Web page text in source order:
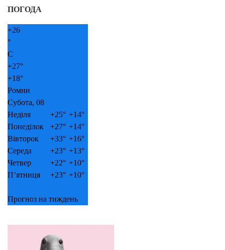
ПОГОДА
+26
°
C
+27°
+18°
Ромни
Субота, 08
Неділя
+25° +14°
Понеділок
+27° +14°
Вівторок
+33° +16°
Середа
+23° +13°
Четвер
+22° +10°
П’ятниця
+23° +10°
Прогноз на тиждень